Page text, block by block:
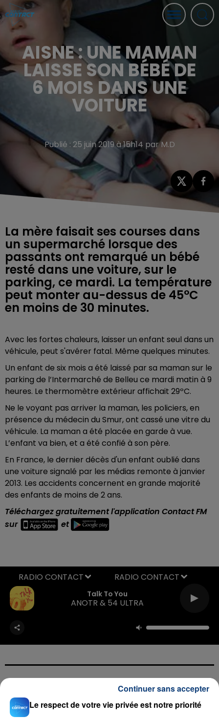
AISNE : UNE MAMAN
LAISSE SON BÉBÉ DE
6 MOIS DANS UNE
VOITURE
Publié : 25 juin 2019 à 15h14 par M.D
La mère faisait ses courses dans
un supermarché lorsque des
passants ont remarqué un bébé
resté dans une voiture, sur le
parking, ce mardi. La température
peut monter au-dessus de 45°C
en moins de 30 minutes.
Avec les fortes chaleurs, laisser un enfant seul dans un
véhicule, peut s'avérer fatal. Même quelques minutes.
Un enfant de six mois a été laissé par sa maman sur le
parking de l’Intermarché de Belleu ce mardi matin à 9
heures. Le thermomètre extérieur affichait 29ºC.
Ne le voyant pas arriver la maman, les policiers, en
présence du médecin du Smur, ont cassé une vitre du
véhicule. La maman a été placée en garde à vue.
L’enfant va bien, et a été confié à son père.
En France, le dernier décès d'un enfant oublié dans
une voiture signalé par les médias remonte à janvier
2013. Les accidents concernent en grande majorité
des enfants de moins de 2 ans.
Téléchargez gratuitement l'application Contact FM
sur
et
Talk To You
ANOTR & 54 ULTRA
RADIO CONTACT
Le respect de votre vie privée est notre priorité
Continuer sans accepter